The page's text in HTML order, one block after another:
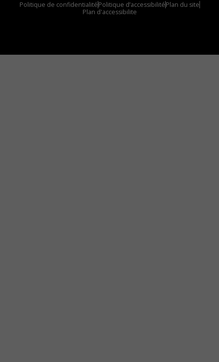
Politique de confidentialitéPolitique d’accessibilitéPlan du site
Plan d'accessibilite